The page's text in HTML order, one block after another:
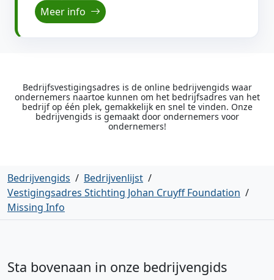
Meer info
Bedrijfsvestigingsadres is de online bedrijvengids waar
ondernemers naartoe kunnen om het bedrijfsadres van het
bedrijf op één plek, gemakkelijk en snel te vinden. Onze
bedrijvengids is gemaakt door ondernemers voor
ondernemers!
Bedrijvengids / Bedrijvenlijst /
Vestigingsadres Stichting Johan Cruyff Foundation /
Missing Info
Sta bovenaan in onze bedrijvengids